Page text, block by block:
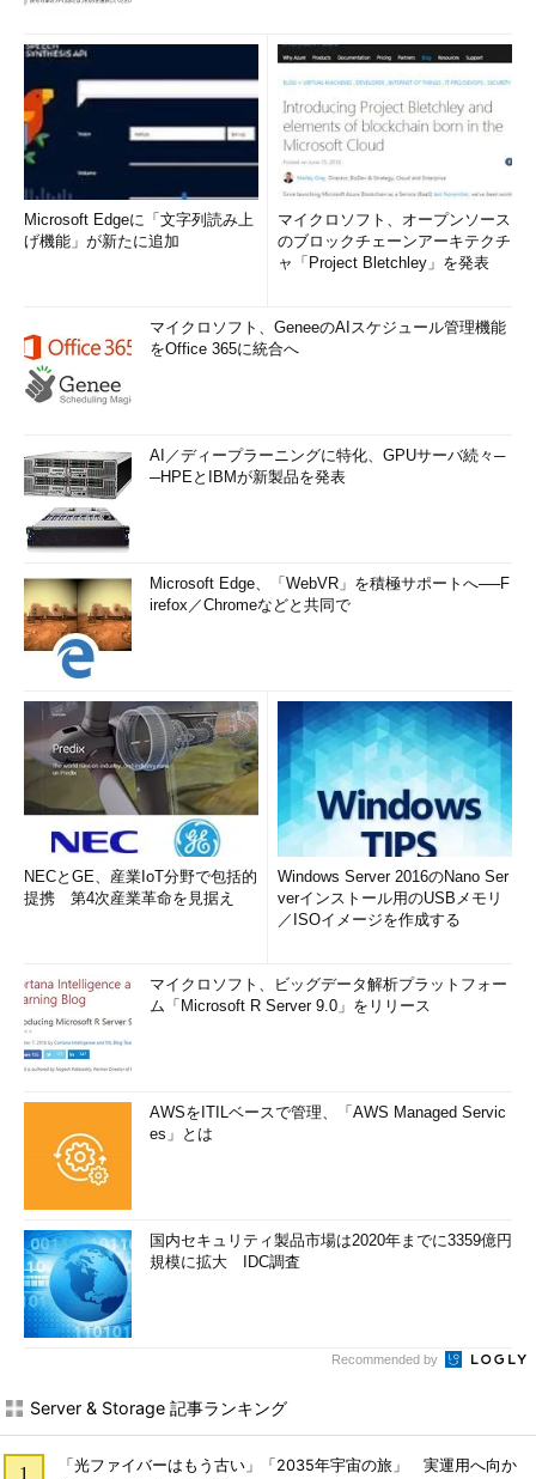
初版Hyper-V Server 2019は、Windows Updateが
Windowsの累積更新プログラム（更新されたOSビルド）を
一切検出しない、リモートデスクトップ接続が利用できない
など、いろいろと問題がある
なお、リモートデスクトップ接続の問題は、2019年3月2日の
累積更新プログラム「KB448227」で修正され、3月13日の月例
の累積更新プログラムにも含まれることになりますが、1つ目の
らダウンロードする必要があります。
Hyper-V Server 2019の初版ISOイメージには、既に再開された
Windows 10 バージョン1809、Windows Server 2019、Windows
す。
Microsoftが勧めているように、初版のISOイメージを持ってい
たとしても、使用せずに削除してしまいましょう。製品のライフ
サイクルはWindows Server 2019と同じく2018年11月13日に開始
されたことになっていますが（2019年3月8日時点）、ISOイメー
ジが再リリースされるまで待ちましょう。再リリースの予定が知
りたいって？ 分かりません。
製品のライフサイクルの検索－Hyper-V Server
2019（Microsoft サポート）
最新情報（2019年6月17日追記）
2019年6月15日に、Microsoft Hyper-V Server 2019のダウン
ロードが再開されました。
Windows Server 評価版ソフトウェア（Microsoft
筆者紹介
山市 良（やまいち りょう）
Management（2018/7/1）。SIer、IT出版社、中堅企業のシス
テム管理者を経て、フリーのテクニカルライターに。Microsoft
製品、テクノロジーを中心に、IT雑誌、Webサイトへの記事の
ッショナル向けWindowsトラブル解決 コマンド＆テクニック
集』（日経BP社）。
Microsoft Edgeに「文字列読み上
げ機能」が新たに追加
マイクロソフト、オープンソース
のブロックチェーンアーキテクチ
ャ「Project Bletchley」を発表
マイクロソフト、GeneeのAIスケジュール管理機能
をOffice 365に統合へ
AI／ディープラーニングに特化、GPUサーバ続々─
─HPEとIBMが新製品を発表
Microsoft Edge、「WebVR」を積極サポートへ──F
irefox／Chromeなどと共同で
NECとGE、産業IoT分野で包括的
提携 第4次産業革命を見据え
Windows Server 2016のNano Ser
verインストール用のUSBメモリ
／ISOイメージを作成する
マイクロソフト、ビッグデータ解析プラットフォー
ム「Microsoft R Server 9.0」をリリース
AWSをITILベースで管理、「AWS Managed Servic
es」とは
国内セキュリティ製品市場は2020年までに3359億円
規模に拡大 IDC調査
Recommended by
Server & Storage 記事ランキング
「光ファイバーはもう古い」「2035年宇宙の旅」 実運用へ向か